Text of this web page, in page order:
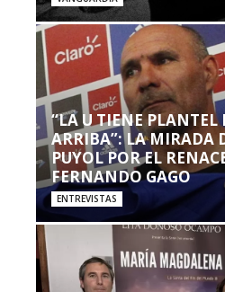
“LA U TIENE PLANTEL
ARRIBA”: LA MIRADA
PUYOL POR EL
FERNANDO GAGO
ENTREVISTAS